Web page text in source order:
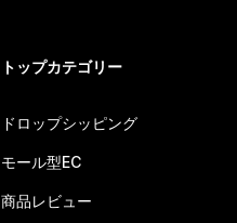
トップカテゴリー
ドロップシッピング
モール型EC
商品レビュー